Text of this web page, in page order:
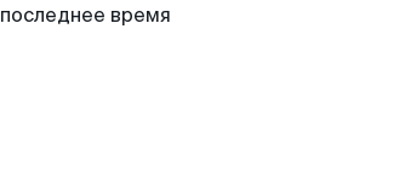
последнее время